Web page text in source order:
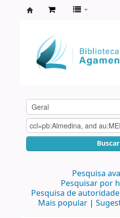
Agamenon
Magalhães
Buscar
Pesquisa
Pesquisar por
Pesquisa de autoridade
Mais popular